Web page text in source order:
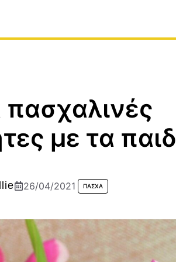
πασχαλινές
με τα
26/04/2021 ΠΆΣΧΑ